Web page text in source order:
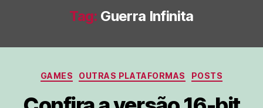
Tag: Guerra Infinita
Categorias
GAMES OUTRAS PLATAFORMAS POSTS